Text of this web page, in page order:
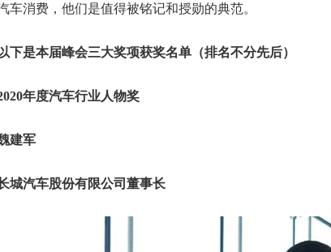
车消费，他们是值得被铭记和授勋的典范。
以下是本届峰会三大奖项获奖名单（排名不分先后）
年度汽车行业人物奖
建军
汽车股份有限公司董事长